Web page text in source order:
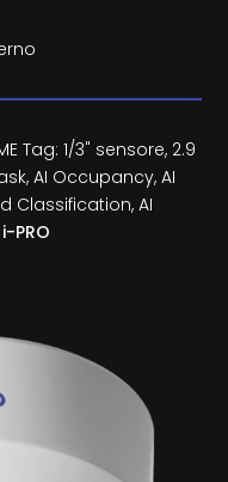
Tag: 1/3" sensore, 2.9
,AI Occupancy,AI
Classification,AI
i-PRO